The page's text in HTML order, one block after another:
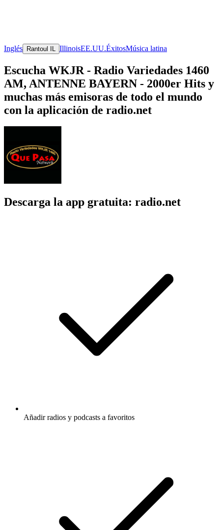
Inglés Rantoul IL IllinoisEE.UU.ÉxitosMúsica latina
Escucha WKJR - Radio Variedades 1460
AM, ANTENNE BAYERN - 2000er Hits y
muchas más emisoras de todo el mundo
con la aplicación de radio.net
Descarga la app gratuita: radio.net
Añadir radios y podcasts a favoritos